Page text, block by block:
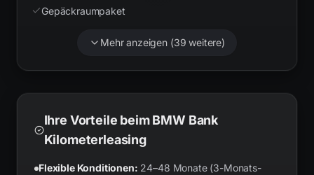
Gepäckraumpaket
Mehr anzeigen (39 weitere)
Ihre Vorteile beim BMW Bank
Kilometerleasing
Flexible Konditionen: 24–48 Monate (3-Monats-